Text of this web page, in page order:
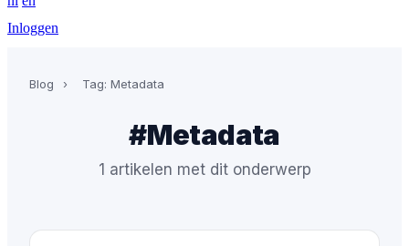
Inloggen
Blog › Tag: Metadata
#Metadata
1 artikelen met dit onderwerp